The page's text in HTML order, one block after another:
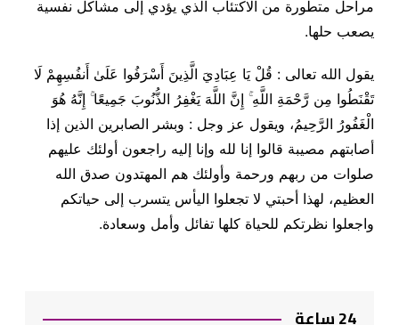
مراحل متطورة من الاكتئاب الذي يؤدي إلى مشاكل نفسية
يصعب حلها.
يقول الله تعالى : قُلْ يَا عِبَادِيَ الَّذِينَ أَسْرَفُوا عَلَىٰ أَنفُسِهِمْ لَا
تَقْنَطُوا مِن رَّحْمَةِ اللَّهِ ۚ إِنَّ اللَّهَ يَغْفِرُ الذُّنُوبَ جَمِيعًا ۚ إِنَّهُ هُوَ
الْغَفُورُ الرَّحِيمُ، ويقول عز وجل : وبشر الصابرين الذين إذا
أصابتهم مصيبة قالوا إنا لله وإنا إليه راجعون أولئك عليهم
صلوات من ربهم ورحمة وأولئك هم المهتدون صدق الله
العظيم، لهذا أحبتي لا تجعلوا اليأس يتسرب إلى حياتكم
واجعلوا نظرتكم للحياة كلها تفائل وأمل وسعادة.
24 ساعة